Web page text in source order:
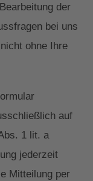
der
bei uns
ohne Ihre
auf
1 lit. a
jederzeit
Mitteilung per